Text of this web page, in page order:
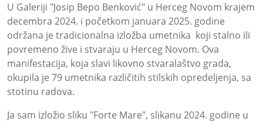
U Galeriji "Josip Bepo Benković" u Herceg Novom krajem
decembra 2024. i početkom januara 2025. godine
održana je tradicionalna izložba umetnika koji stalno ili
povremeno žive i stvaraju u Herceg Novom. Ova
manifestacija, koja slavi likovno stvaralaštvo grada,
okupila je 79 umetnika različitih stilskih opredeljenja, sa
stotinu radova.
Ja sam izložio sliku "Forte Mare", slikanu 2024. godine u